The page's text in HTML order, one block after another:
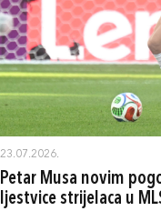
23.07.2026.
Petar Musa novim
ljestvice strijelaca u